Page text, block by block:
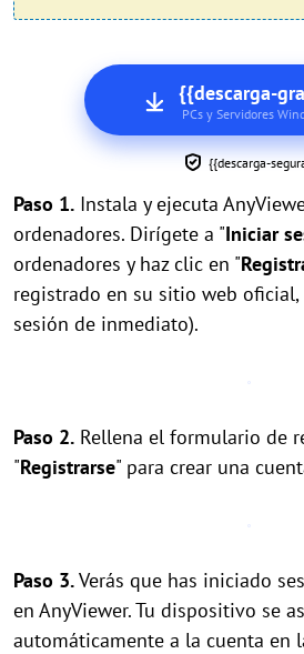
{{descarga-
PCs y Servidores
{{descarga-
Paso 1. Instala y ejecuta
ordenadores. Dirígete a "Iniciar
ordenadores y haz clic en "
registrado en su sitio web
sesión de inmediato).
Paso 2. Rellena el formulario de
"Registrarse" para crear una
Paso 3.Verás que has iniciado
en AnyViewer. Tu dispositivo se
automáticamente a la cuenta en